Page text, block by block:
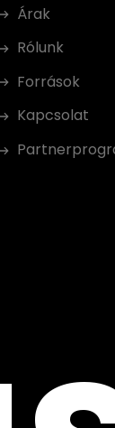
Árak
Rólunk
Források
Kapcsolat